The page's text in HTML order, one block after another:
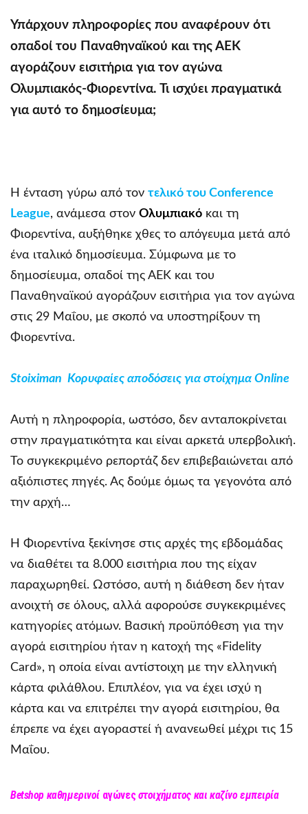
Υπάρχουν πληροφορίες που αναφέρουν ότι
οπαδοί του Παναθηναϊκού και της ΑΕΚ
αγοράζουν εισιτήρια για τον αγώνα
Ολυμπιακός-Φιορεντίνα. Τι ισχύει πραγματικά
για αυτό το δημοσίευμα;
Η ένταση γύρω από τον τελικό του Conference
League, ανάμεσα στον Ολυμπιακό και τη
Φιορεντίνα, αυξήθηκε χθες το απόγευμα μετά από
ένα ιταλικό δημοσίευμα. Σύμφωνα με το
δημοσίευμα, οπαδοί της ΑΕΚ και του
Παναθηναϊκού αγοράζουν εισιτήρια για τον αγώνα
στις 29 Μαΐου, με σκοπό να υποστηρίξουν τη
Φιορεντίνα.
Stoiximan Κορυφαίες αποδόσεις για στοίχημα Online
Αυτή η πληροφορία, ωστόσο, δεν ανταποκρίνεται
στην πραγματικότητα και είναι αρκετά υπερβολική.
Το συγκεκριμένο ρεπορτάζ δεν επιβεβαιώνεται από
αξιόπιστες πηγές. Ας δούμε όμως τα γεγονότα από
την αρχή…
Η Φιορεντίνα ξεκίνησε στις αρχές της εβδομάδας
να διαθέτει τα 8.000 εισιτήρια που της είχαν
παραχωρηθεί. Ωστόσο, αυτή η διάθεση δεν ήταν
ανοιχτή σε όλους, αλλά αφορούσε συγκεκριμένες
κατηγορίες ατόμων. Βασική προϋπόθεση για την
αγορά εισιτηρίου ήταν η κατοχή της «Fidelity
Card», η οποία είναι αντίστοιχη με την ελληνική
κάρτα φιλάθλου. Επιπλέον, για να έχει ισχύ η
κάρτα και να επιτρέπει την αγορά εισιτηρίου, θα
έπρεπε να έχει αγοραστεί ή ανανεωθεί μέχρι τις 15
Μαΐου.
Betshop καθημερινοί αγώνεςστοιχήματος και καζίνο εμπειρία